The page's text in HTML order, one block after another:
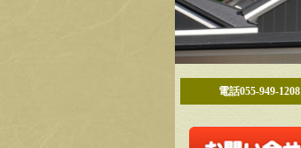
電話055-949-1208